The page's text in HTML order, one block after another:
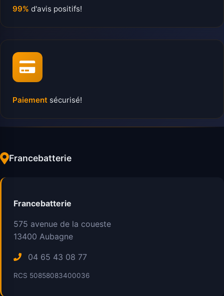
99% d'avis positifs!
Paiement sécurisé!
Francebatterie
Francebatterie
575 avenue de la coueste
13400 Aubagne
04 65 43 08 77
RCS 50858083400036